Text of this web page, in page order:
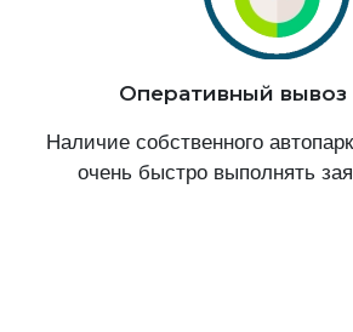
Оперативный вывоз
Наличие собственного
очень быстро выполнять